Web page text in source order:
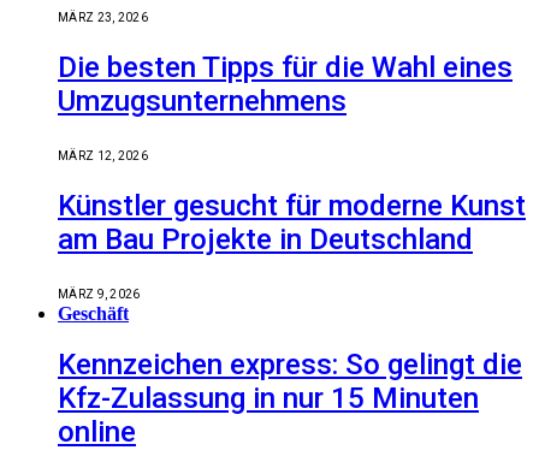
MÄRZ 23, 2026
Die besten Tipps für die Wahl eines
Umzugsunternehmens
MÄRZ 12, 2026
Künstler gesucht für moderne Kunst
am Bau Projekte in Deutschland
MÄRZ 9, 2026
Geschäft
Kennzeichen express: So gelingt die
Kfz-Zulassung in nur 15 Minuten
online